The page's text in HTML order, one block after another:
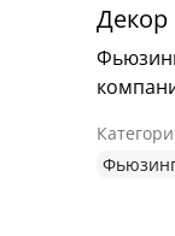
Декор